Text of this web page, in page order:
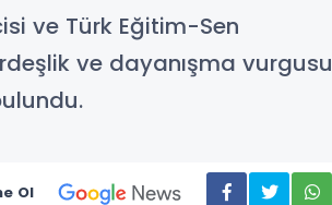
ve Türk Eğitim-Sen
ve dayanışma vurgusu
Ol